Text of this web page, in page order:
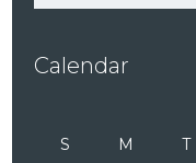
Calendar
S
M T